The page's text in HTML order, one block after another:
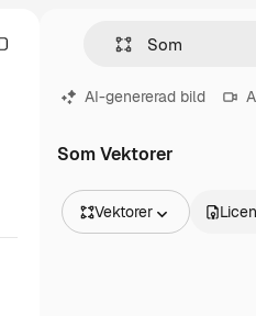
AI-genererad bild
Som Vektorer
Vektorer